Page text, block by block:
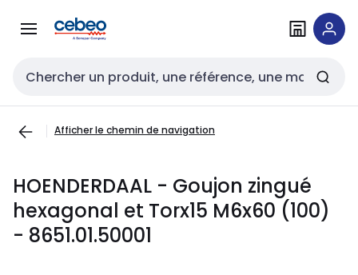
navigationau
Entrée de recherche
Afficher le chemin de navigation
HOENDERDAAL - Goujon zingué
hexagonal et Torx15 M6x60 (100)
- 8651.01.50001